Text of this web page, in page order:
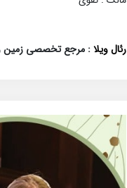
رئال ویلا: مرجع تخصصی زمین و